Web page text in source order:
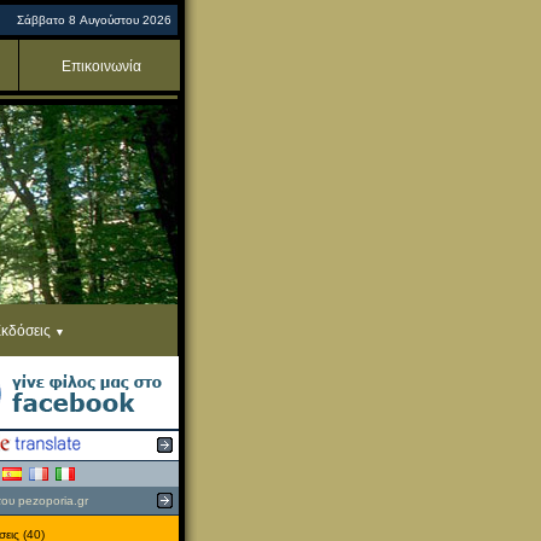
Σάββατο 8 Αυγούστου 2026
Επικοινωνία
pezoporia.gr
(40)